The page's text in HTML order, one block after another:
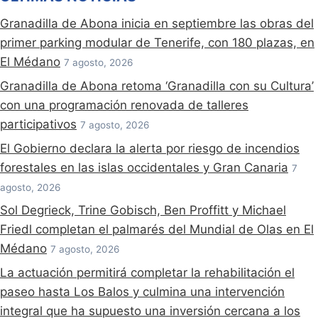
Granadilla de Abona inicia en septiembre las obras del
primer parking modular de Tenerife, con 180 plazas, en
El Médano 7 agosto, 2026
Granadilla de Abona retoma ‘Granadilla con su Cultura’
con una programación renovada de talleres
participativos 7 agosto, 2026
El Gobierno declara la alerta por riesgo de incendios
forestales en las islas occidentales y Gran Canaria 7
agosto, 2026
Sol Degrieck, Trine Gobisch, Ben Proffitt y Michael
Friedl completan el palmarés del Mundial de Olas en El
Médano 7 agosto, 2026
La actuación permitirá completar la rehabilitación el
paseo hasta Los Balos y culmina una intervención
integral que ha supuesto una inversión cercana a los